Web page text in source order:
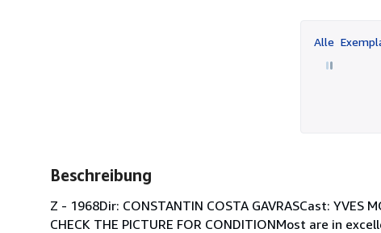
Alle
Beschreibung
Z - 1968Dir: CONSTANTIN COSTA GAVRASCast: YVES
CHECK THE PICTURE FOR CONDITIONMost are in